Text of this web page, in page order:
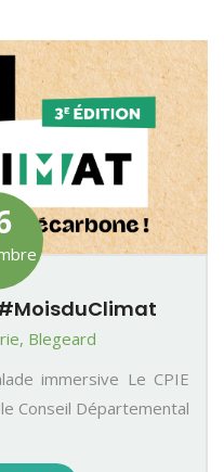
Blegeard
immersive Le CPIE
Conseil Départemental